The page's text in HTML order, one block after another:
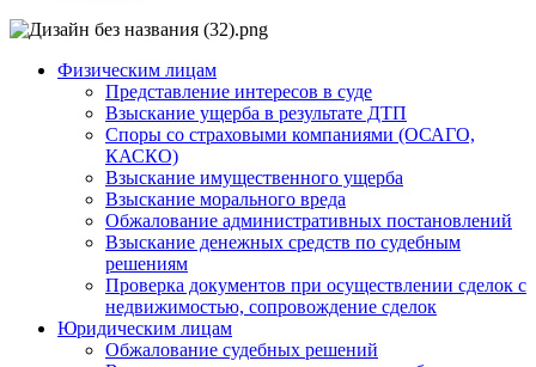
Физическим лицам
Представление интересов в суде
Взыскание ущерба в результате ДТП
Споры со страховыми компаниями (ОСАГО,
КАСКО)
Взыскание имущественного ущерба
Взыскание морального вреда
Обжалование административных постановлений
Взыскание денежных средств по судебным
решениям
Проверка документов при осуществлении сделок с
недвижимостью, сопровождение сделок
Юридическим лицам
Обжалование судебных решений